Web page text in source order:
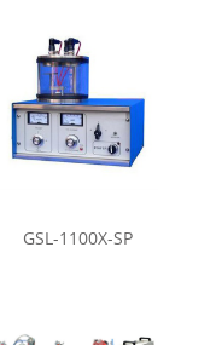
GSL-1100X-SP